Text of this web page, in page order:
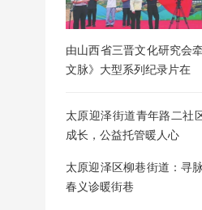
由山西省三晋文化研究会
文脉》大型系列纪录片在
太原迎泽街道青年路二社
成长，公益托管暖人心
太原迎泽区柳巷街道：寻
春义诊暖街巷